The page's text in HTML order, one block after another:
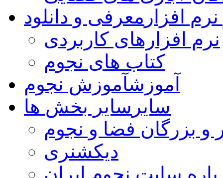
افزار معرفی و دانلود
نرم افزارهای کاربردی
کتاب های نجوم
آموزشآموزش نجوم
سایر سایر بخش ها
و بزرگان فضا و نجوم
دیکشنری
سایت نجوم ایران